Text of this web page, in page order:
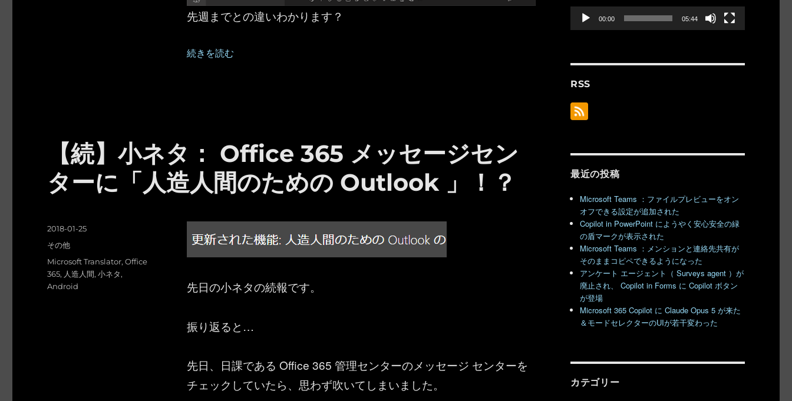
先週までとの違いわかります？
“Microsoft Teams ：（小ネタ）チャットの右上のアイコン群の小さな変化” の
続きを読む
【続】小ネタ： Office 365 メッセージセン
ターに「人造人間のための Outlook 」！？
先日の小ネタの続報です。
振り返ると…
先日、日課である Office 365 管理センターのメッセージ センターを
チェックしていたら、思わず吹いてしまいました。
投
稿
2018-01-25
カ
ゴ
その他
タ
グ
Microsoft Translator,Office
365, 人造人間,小ネタ,
Android
00:00 05:44
RSS
最近の投稿
Microsoft Teams ：ファイルプレビューをオン
オフできる設定が追加された
Copilot in PowerPoint にようやく安心安全の緑
の盾マークが表示された
Microsoft Teams ：メンションと連絡先共有が
そのままコピペできるようになった
アンケート エージェント（ Surveys agent ）が
廃止され、 Copilot in Forms に Copilot ボタン
が登場
Microsoft 365 Copilot に Claude Opus 5 が来た
＆モードセレクターのUIが若干変わった
カテゴリー